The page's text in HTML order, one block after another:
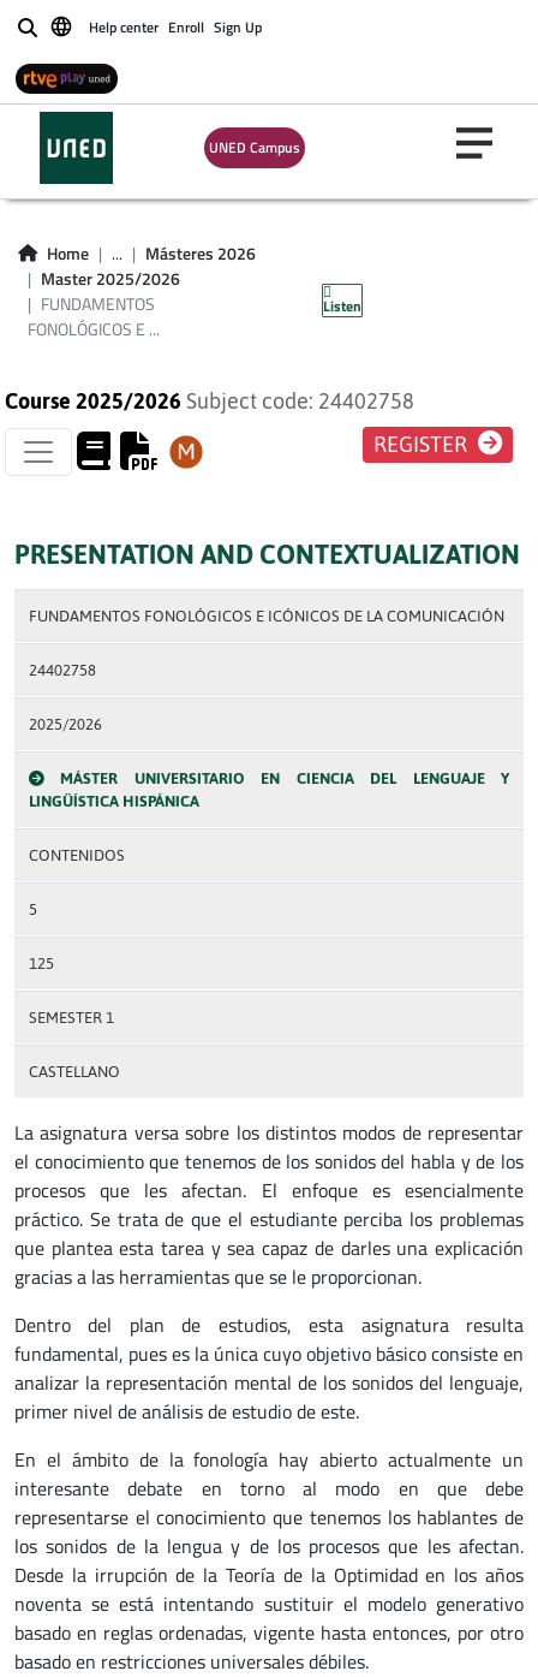
BuscarHelp center Enroll Sign Up
UNED Campus
Home ...
Másteres 2026
Master 2025/2026
FUNDAMENTOS
FONOLÓGICOS E ...
Listen
FUNDAMENTOS
FONOLÓGICOS E
ICÓNICOS DE LA
COMUNICACIÓN
Course 2025/2026 Subject code: 24402758
REGISTER
PRESENTATION AND CONTEXTUALIZATION
FUNDAMENTOS FONOLÓGICOS E ICÓNICOS DE LA COMUNICACIÓN
24402758
2025/2026
MÁSTER UNIVERSITARIO EN CIENCIA DEL LENGUAJE Y
LINGÜÍSTICA HISPÁNICA
CONTENIDOS
5
125
SEMESTER 1
CASTELLANO
La asignatura versa sobre los distintos modos de representar
el conocimiento que tenemos de los sonidos del habla y de los
procesos que les afectan. El enfoque es esencialmente
práctico. Se trata de que el estudiante perciba los problemas
que plantea esta tarea y sea capaz de darles una explicación
gracias a las herramientas que se le proporcionan.
Dentro del plan de estudios, esta asignatura resulta
fundamental, pues es la única cuyo objetivo básico consiste en
analizar la representación mental de los sonidos del lenguaje,
primer nivel de análisis de estudio de este.
En el ámbito de la fonología hay abierto actualmente un
interesante debate en torno al modo en que debe
representarse el conocimiento que tenemos los hablantes de
los sonidos de la lengua y de los procesos que les afectan.
Desde la irrupción de la Teoría de la Optimidad en los años
noventa se está intentando sustituir el modelo generativo
basado en reglas ordenadas, vigente hasta entonces, por otro
basado en restricciones universales débiles.